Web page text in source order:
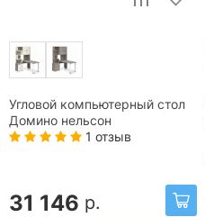
Угловой компьютерный стол
Домино нельсон
1 отзыв
31 146 р.